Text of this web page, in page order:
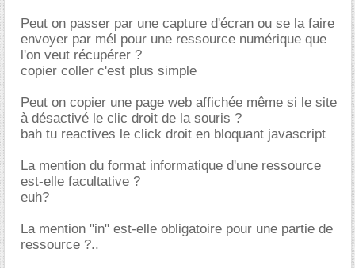
Peut on passer par une capture d'écran ou se la faire
envoyer par mél pour une ressource numérique que
l'on veut récupérer ?
copier coller c'est plus simple
Peut on copier une page web affichée même si le site
à désactivé le clic droit de la souris ?
bah tu reactives le click droit en bloquant javascript
La mention du format informatique d'une ressource
est-elle facultative ?
euh?
La mention "in" est-elle obligatoire pour une partie de
ressource ?..